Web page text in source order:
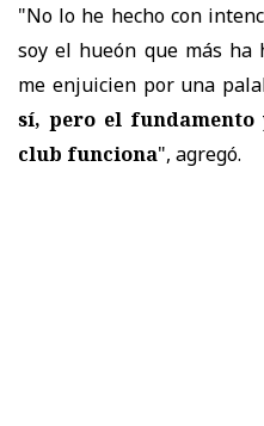
"No lo he hecho con
soy el hueón que más ha
me enjuicien por una
sí, pero el fundamento
club funciona", agregó.